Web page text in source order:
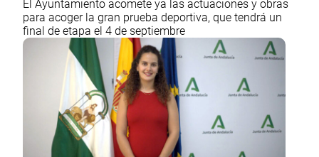
El Ayuntamiento acomete ya las actuaciones y obras
para acoger la gran prueba deportiva, que tendrá un
final de etapa el 4 de septiembre